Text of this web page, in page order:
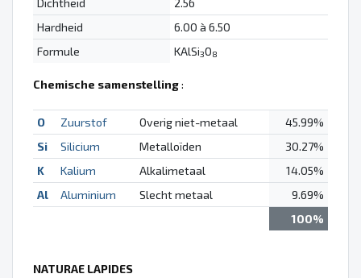
Hardheid
6.00 à 6.50
Formule
KAlSi3O8
Chemische samenstelling:
O Zuurstof Overig niet-metaal
45.99%
Si
Silicium Metalloïden
30.27%
K
Kalium Alkalimetaal
14.05%
Al
Aluminium Slecht metaal
9.69%
100%
NATURAE LAPIDES